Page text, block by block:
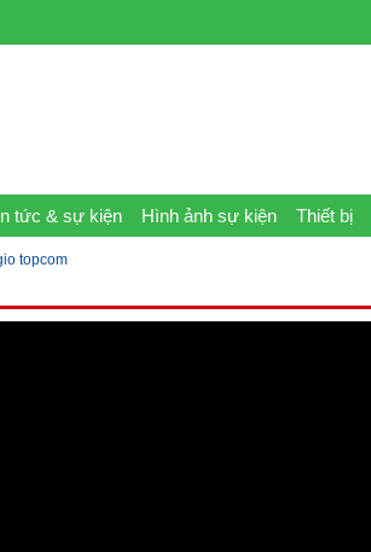
tức & sự kiện Hình ảnh sự kiện Thiết bị
topcom